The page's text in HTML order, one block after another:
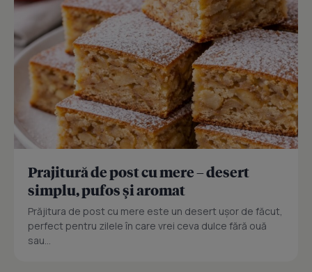
Prajitură de post cu mere – desert
simplu, pufos și aromat
Prăjitura de post cu mere este un desert ușor de făcut,
perfect pentru zilele în care vrei ceva dulce fără ouă
sau...